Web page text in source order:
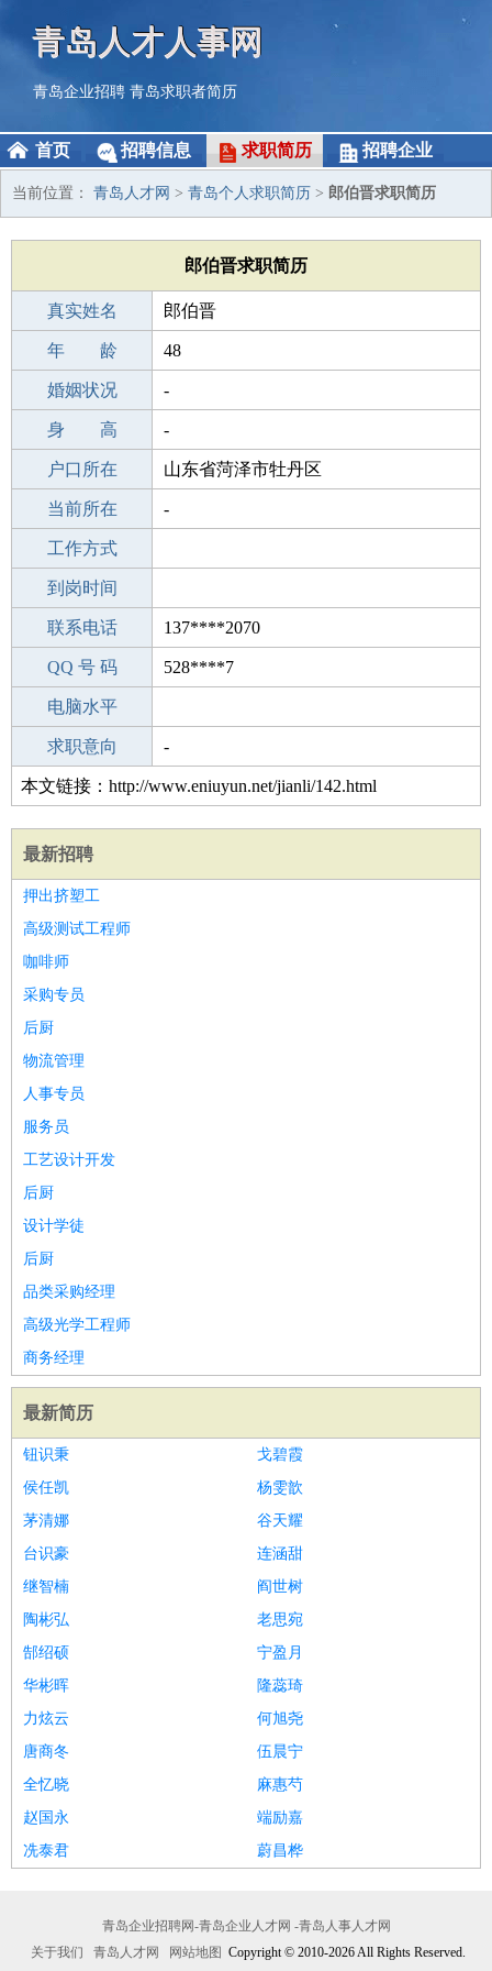
青岛人才人事网
青岛企业招聘 青岛求职者简历
首页 招聘信息 求职简历 招聘企业
当前位置： 青岛人才网 > 青岛个人求职简历 > 郎伯晋求职简历
郎伯晋求职简历
真实姓名 郎伯晋
性 别 男
年 龄 48
出生年月 1978-07-13
婚姻状况 -
学 历 初中
身 高 -
毕业学校 重庆九池初级中学
户口所在 山东省菏泽市牡丹区
所学专业 -
当前所在 -
工作经验
工作方式
驾 照
到岗时间
期望月薪
联系电话 137****2070
手机号码 137****2070
QQ 号 码 528****7
微信号码
电脑水平
外语水平
求职意向 -
本文链接：http://www.eniuyun.net/jianli/142.html
最新招聘
押出挤塑工
高级测试工程师
咖啡师
采购专员
后厨
物流管理
人事专员
服务员
工艺设计开发
后厨
设计学徒
后厨
品类采购经理
高级光学工程师
商务经理
最新简历
钮识秉
戈碧霞
侯任凯
杨雯歆
茅清娜
谷天耀
台识豪
连涵甜
继智楠
阎世树
陶彬弘
老思宛
郜绍硕
宁盈月
华彬晖
隆蕊琦
力炫云
何旭尧
唐商冬
伍晨宁
全忆晓
麻惠芍
赵国永
端励嘉
冼泰君
蔚昌桦
青岛企业招聘网-青岛企业人才网 -青岛人事人才网
关于我们
青岛人才网 网站地图 Copyright © 2010-2026 All Rights Reserved.